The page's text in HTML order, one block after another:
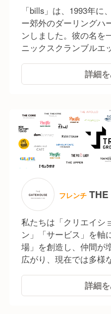
「bills」は、1993年に
ー郊外のダーリングハ
ンしました。彼の名を
ニックスクランブルエ
では、まるで自宅に招
ンプルで新鮮な素材を
ルダイニングの王様”
詳細
フレンチ
私たちは「クリエイシ
ン」「サービス」を軸
場」を創造し、仲間が
広がり、現在では多様
モーションなど様々な
います。 「おいしいTRANSIT」をキーワード
詳細